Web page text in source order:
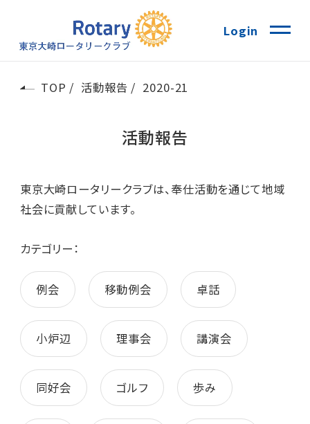
Login
TOP 活動報告 2020-21
活動報告
東京大崎ロータリークラブは、奉仕活動を通じて地域
社会に貢献しています。
カテゴリー：
例会 移動例会 卓話
小炉辺 理事会 講演会
同好会 ゴルフ 歩み